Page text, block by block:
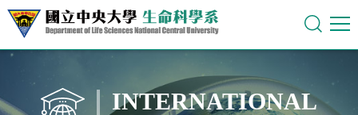
INTERNATIONAL